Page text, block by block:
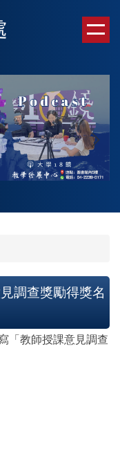
調查獎勵得獎名
「教師授課意見調查